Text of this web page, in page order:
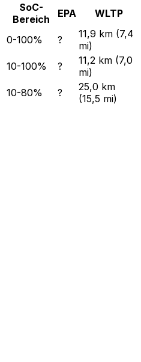
SoC-
Bereich
EPA WLTP
0-100% ?
11,9 km (7,4
mi)
10-100%
?
11,2 km (7,0
mi)
10-80%
?
25,0 km
(15,5 mi)